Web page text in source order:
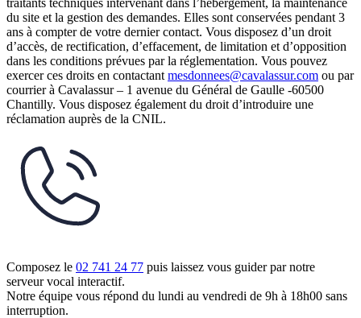
traitants techniques intervenant dans l’hébergement, la maintenance
du site et la gestion des demandes. Elles sont conservées pendant 3
ans à compter de votre dernier contact. Vous disposez d’un droit
d’accès, de rectification, d’effacement, de limitation et d’opposition
dans les conditions prévues par la réglementation. Vous pouvez
exercer ces droits en contactantmesdonnees@cavalassur.com ou par
courrier à Cavalassur – 1 avenue du Général de Gaulle -60500
Chantilly. Vous disposez également du droit d’introduire une
réclamation auprès de la CNIL.
Composez le 02 741 24 77 puis laissez vous guider par notre
serveur vocal interactif.
Notre équipe vous répond du lundi au vendredi de 9h à 18h00 sans
interruption.